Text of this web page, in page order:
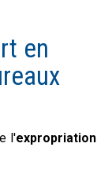
en
l'expropriation